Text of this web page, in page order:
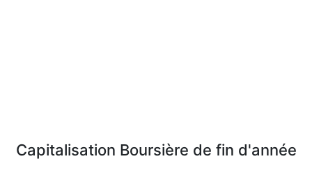
Capitalisation Boursière de fin d'année